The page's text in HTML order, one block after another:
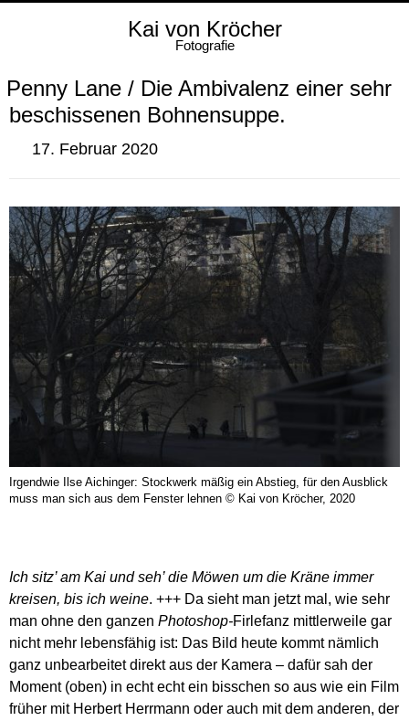
Kai von Kröcher
Fotografie
Penny Lane / Die Ambivalenz einer sehr
beschissenen Bohnensuppe.
17. Februar 2020
Irgendwie Ilse Aichinger: Stockwerk mäßig ein Abstieg, für den Ausblick
muss man sich aus dem Fenster lehnen © Kai von Kröcher, 2020
Ich sitz’ am Kai und seh’ die Möwen um die Kräne immer
kreisen, bis ich weine. +++ Da sieht man jetzt mal, wie sehr
man ohne den ganzen Photoshop-Firlefanz mittlerweile gar
nicht mehr lebensfähig ist: Das Bild heute kommt nämlich
ganz unbearbeitet direkt aus der Kamera – dafür sah der
Moment (oben) in echt echt ein bisschen so aus wie ein Film
früher mit Herbert Herrmann oder auch mit dem anderen, der